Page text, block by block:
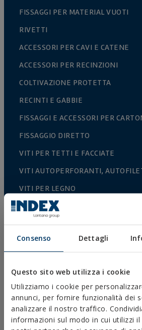
Consenso Dettagli
Questo sito web utilizza i cookie
Utilizziamo i cookie per
annunci, per fornire funzionalità dei
analizzare il nostro traffico.
informazioni sul modo in cui utilizzi
FISSAGGI PER MATERIAL VUOTI
RIVETTI
ACCESSORI PER CAVI E CATENE
ACCESSORI PER RECINZIONI
COLTIVAZIONE PROTETTA
RECINTI E GABBIE
FISSAGGI E ACCESSORI PER
FISSAGGIO DIRETTO
VITI PER TETTI E FACCIATE
VITI AUTOPERFORANTI,
VITI PER LEGNO
CHIODI E GANCI
CONNETTORI PER LEGNO
BULLONERIA NORMALIZZATA
COLLARI METALLICI PESANTI
COLLARI METALLICI LEGGERI
SISTEMI DI PROTEZIONE